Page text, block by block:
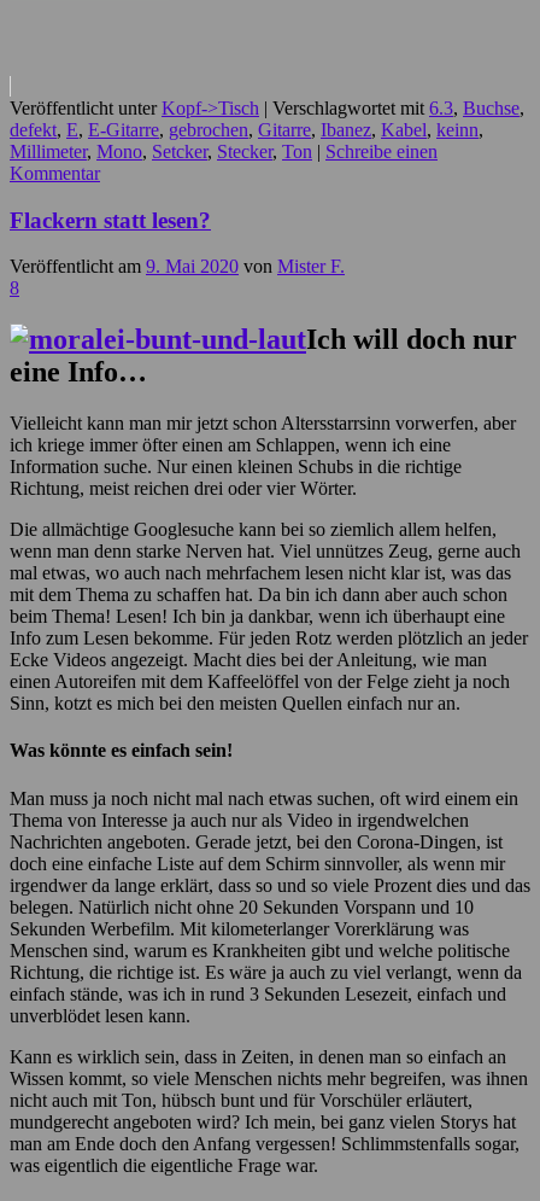
Veröffentlicht unter Kopf->Tisch | Verschlagwortet mit 6.3, Buchse,
defekt, E, E-Gitarre, gebrochen, Gitarre, Ibanez, Kabel, keinn,
Millimeter, Mono, Setcker, Stecker, Ton | Schreibe einen
Kommentar
Flackern statt lesen?
Veröffentlicht am 9. Mai 2020 von Mister F.
8
Ich will doch nur
eine Info…
Vielleicht kann man mir jetzt schon Altersstarrsinn vorwerfen, aber
ich kriege immer öfter einen am Schlappen, wenn ich eine
Information suche. Nur einen kleinen Schubs in die richtige
Richtung, meist reichen drei oder vier Wörter.
Die allmächtige Googlesuche kann bei so ziemlich allem helfen,
wenn man denn starke Nerven hat. Viel unnützes Zeug, gerne auch
mal etwas, wo auch nach mehrfachem lesen nicht klar ist, was das
mit dem Thema zu schaffen hat. Da bin ich dann aber auch schon
beim Thema! Lesen! Ich bin ja dankbar, wenn ich überhaupt eine
Info zum Lesen bekomme. Für jeden Rotz werden plötzlich an jeder
Ecke Videos angezeigt. Macht dies bei der Anleitung, wie man
einen Autoreifen mit dem Kaffeelöffel von der Felge zieht ja noch
Sinn, kotzt es mich bei den meisten Quellen einfach nur an.
Was könnte es einfach sein!
Man muss ja noch nicht mal nach etwas suchen, oft wird einem ein
Thema von Interesse ja auch nur als Video in irgendwelchen
Nachrichten angeboten. Gerade jetzt, bei den Corona-Dingen, ist
doch eine einfache Liste auf dem Schirm sinnvoller, als wenn mir
irgendwer da lange erklärt, dass so und so viele Prozent dies und das
belegen. Natürlich nicht ohne 20 Sekunden Vorspann und 10
Sekunden Werbefilm. Mit kilometerlanger Vorerklärung was
Menschen sind, warum es Krankheiten gibt und welche politische
Richtung, die richtige ist. Es wäre ja auch zu viel verlangt, wenn da
einfach stände, was ich in rund 3 Sekunden Lesezeit, einfach und
unverblödet lesen kann.
Kann es wirklich sein, dass in Zeiten, in denen man so einfach an
Wissen kommt, so viele Menschen nichts mehr begreifen, was ihnen
nicht auch mit Ton, hübsch bunt und für Vorschüler erläutert,
mundgerecht angeboten wird? Ich mein, bei ganz vielen Storys hat
man am Ende doch den Anfang vergessen! Schlimmstenfalls sogar,
was eigentlich die eigentliche Frage war.